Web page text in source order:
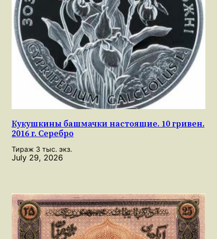
Кукушкины башмачки настоящие. 10 гривен.
2016 г. Серебро
Тираж 3 тыс. экз.
July 29, 2026